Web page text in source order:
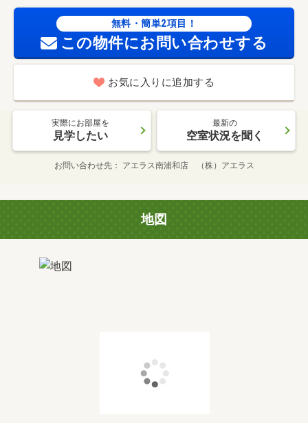
無料・簡単2項目！
この物件にお問い合わせする
お気に入りに追加する
実際にお部屋を
見学したい
最新の
空室状況を聞く
お問い合わせ先 アエラス南浦和店 （株）アエラス
地図